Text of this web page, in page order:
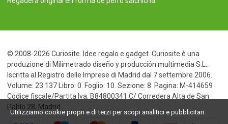
© 2008-2026 Curiosite. Idee regalo e gadget. Curiosite è una
produzione di Milimetrado diseño y producción multimedia S.L..
Iscritta al Registro delle Imprese di Madrid dal 7 settembre 2006.
Volume: 23.137 Libro: 0. Foglio: 10. Sezione: 8. Pagina: M-414659
Codice fiscale/Partita Iva: B84800341 C/ Corredera Alta de San
Pablo 28, Madrid
Utilizziamo cookie propri e di terzi per scopi analitici e pubblicitari.